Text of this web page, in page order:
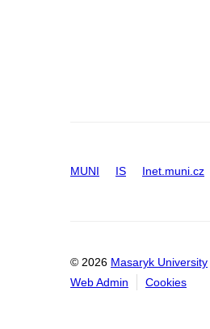
MUNI IS Inet.muni.cz
© 2026 Masaryk University
Web Admin
Cookies